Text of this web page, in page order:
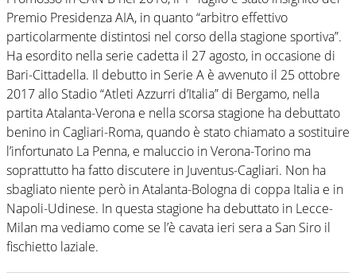
Premio Presidenza AIA, in quanto “arbitro effettivo
particolarmente distintosi nel corso della stagione sportiva”.
Ha esordito nella serie cadetta il 27 agosto, in occasione di
Bari-Cittadella. Il debutto in Serie A è avvenuto il 25 ottobre
2017 allo Stadio “Atleti Azzurri d’Italia” di Bergamo, nella
partita Atalanta-Verona e nella scorsa stagione ha debuttato
benino in Cagliari-Roma, quando è stato chiamato a sostituire
l’infortunato La Penna, e maluccio in Verona-Torino ma
soprattutto ha fatto discutere in Juventus-Cagliari. Non ha
sbagliato niente però in Atalanta-Bologna di coppa Italia e in
Napoli-Udinese. In questa stagione ha debuttato in Lecce-
Milan ma vediamo come se l’è cavata ieri sera a San Siro il
fischietto laziale.